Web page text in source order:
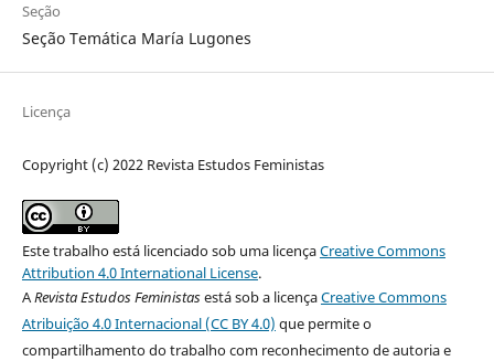
Seção
Seção Temática María Lugones
Licença
Copyright (c) 2022 Revista Estudos Feministas
Este trabalho está licenciado sob uma licençaCreative Commons
Attribution 4.0 International License.
ARevista Estudos Feministasestá sob a licençaCreative Commons
Atribuição 4.0 Internacional (CC BY 4.0) que permite o
compartilhamento do trabalho com reconhecimento de autoria e